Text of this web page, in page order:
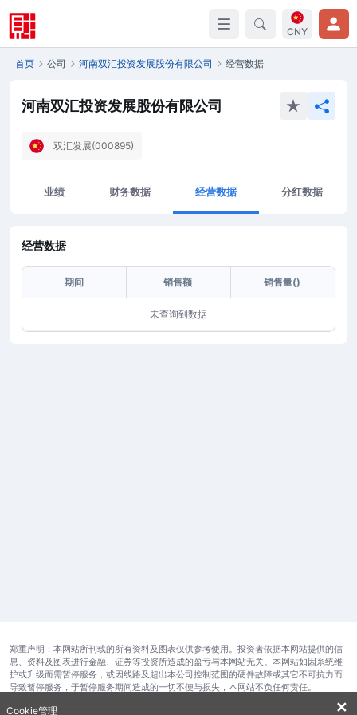
CNY
首页 公司 河南双汇投资发展股份有限公司 经营数据
河南双汇投资发展股份有限公司
双汇发展(000895)
业绩 财务数据 经营数据 分红数据
经营数据
期间 销售额 销售量()
未查询到数据
郑重声明：本网站所刊载的所有资料及图表仅供参考使用。投资者依据本网站提供的信
息、资料及图表进行金融、证券等投资所造成的盈亏与本网站无关。本网站如因系统维
护或升级而需暂停服务，或因线路及超出本公司控制范围的硬件故障或其它不可抗力而
导致暂停服务，于暂停服务期间造成的一切不便与损失，本网站不负任何责任。
✕
Cookie管理